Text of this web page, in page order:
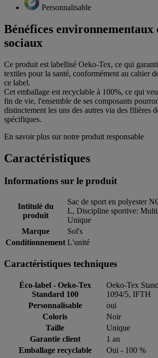
Personnalisable
Bénéfices environnementaux
sociaux
Ce produit est labellisé Oeko-Tex, ce qui
textiles pour la santé, conformément au cahier
ce label.
Cet emballage est recyclable à 100%, ce qui
fin de vie, l'ensemble de ses composants
distinctement les uns des autres via des filières
spécifiques.
En savoir plus sur notre produit responsable
Caractéristiques
Informations sur le produit
Intitulé du
produit
Sac de sport en polyester
L, Discipline sportive:
Unique
Marque
Sol's
Conditionnement L'unité
Caractéristiques techniques
Éco-label - Oeko-Tex
Standard 100
Oeko-Tex
1094/5, IFTH
Personnalisable
oui
Coloris
Noir
Taille
Unique
Garantie client
1 an
Emballage recyclable
Oui - 100 %